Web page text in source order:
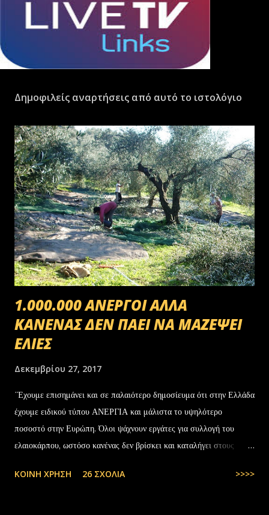
Δημοφιλείς αναρτήσεις από αυτό το ιστολόγιο
1.000.000 ΑΝΕΡΓΟΙ ΑΛΛΑ
ΚΑΝΕΝΑΣ ΔΕΝ ΠΑΕΙ ΝΑ ΜΑΖΕΨΕΙ
ΕΛΙΕΣ
Δεκεμβρίου 27, 2017
΄Έχουμε επισημάνει και σε παλαιότερο δημοσίευμα ότι στην Ελλάδα
έχουμε ειδικού τύπου ΑΝΕΡΓΙΑ και μάλιστα το υψηλότερο
ποσοστό στην Ευρώπη. Όλοι ψάχνουν εργάτες για συλλογή του
ελαιοκάρπου, ωστόσο κανένας δεν βρίσκει και καταλήγει στους
στην Ελλάδα, πάλι δεν μας φτάνουν. Στην Ελλάδα του 1.000.000
ΚΟΙΝΉ ΧΡΉΣΗ 26 ΣΧΌΛΙΑ >>>>